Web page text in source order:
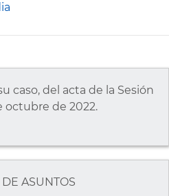
caso, del acta de la Sesión
octubre de 2022.
ASUNTOS